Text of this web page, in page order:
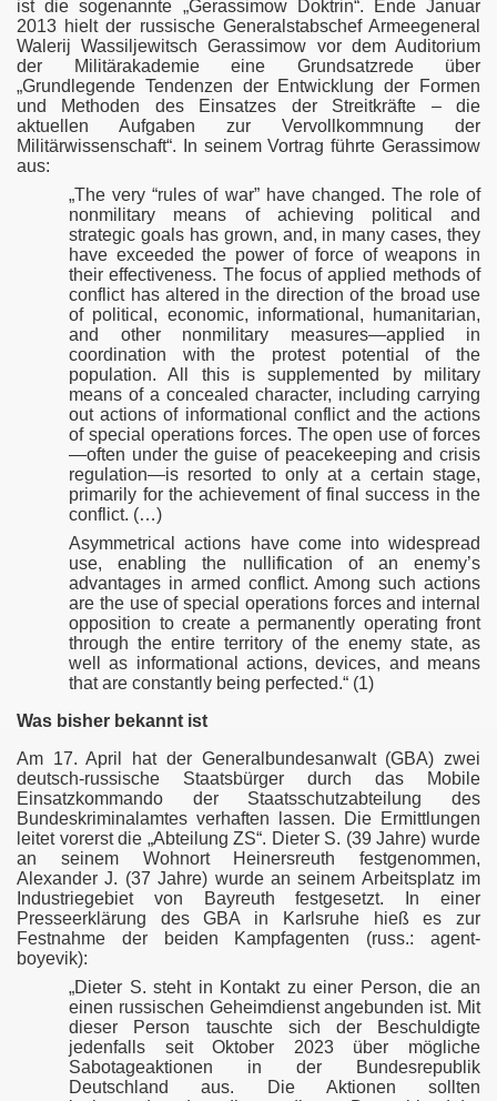
ist die sogenannte „Gerassimow Doktrin“. Ende Januar
2013 hielt der russische Generalstabschef Armeegeneral
Walerij Wassiljewitsch Gerassimow vor dem Auditorium
der Militärakademie eine Grundsatzrede über
„Grundlegende Tendenzen der Entwicklung der Formen
und Methoden des Einsatzes der Streitkräfte – die
aktuellen Aufgaben zur Vervollkommnung der
Militärwissenschaft“. In seinem Vortrag führte Gerassimow
aus:
„The very “rules of war” have changed. The role of
nonmilitary means of achieving political and
strategic goals has grown, and, in many cases, they
have exceeded the power of force of weapons in
their effectiveness. The focus of applied methods of
conflict has altered in the direction of the broad use
of political, economic, informational, humanitarian,
and other nonmilitary measures—applied in
coordination with the protest potential of the
population. All this is supplemented by military
means of a concealed character, including carrying
out actions of informational conflict and the actions
of special operations forces. The open use of forces
—often under the guise of peacekeeping and crisis
regulation—is resorted to only at a certain stage,
primarily for the achievement of final success in the
conflict. (…)
Asymmetrical actions have come into widespread
use, enabling the nullification of an enemy’s
advantages in armed conflict. Among such actions
are the use of special operations forces and internal
opposition to create a permanently operating front
through the entire territory of the enemy state, as
well as informational actions, devices, and means
that are constantly being perfected.“ (1)
Was bisher bekannt ist
Am 17. April hat der Generalbundesanwalt (GBA) zwei
deutsch-russische Staatsbürger durch das Mobile
Einsatzkommando der Staatsschutzabteilung des
Bundeskriminalamtes verhaften lassen. Die Ermittlungen
leitet vorerst die „Abteilung ZS“. Dieter S. (39 Jahre) wurde
an seinem Wohnort Heinersreuth festgenommen,
Alexander J. (37 Jahre) wurde an seinem Arbeitsplatz im
Industriegebiet von Bayreuth festgesetzt. In einer
Presseerklärung des GBA in Karlsruhe hieß es zur
Festnahme der beiden Kampfagenten (russ.: agent-
boyevik):
„Dieter S. steht in Kontakt zu einer Person, die an
einen russischen Geheimdienst angebunden ist. Mit
dieser Person tauschte sich der Beschuldigte
jedenfalls seit Oktober 2023 über mögliche
Sabotageaktionen in der Bundesrepublik
Deutschland aus. Die Aktionen sollten